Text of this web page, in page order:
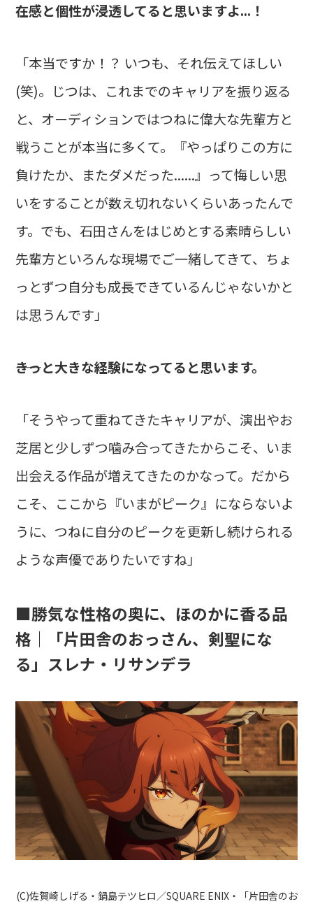
在感と個性が浸透してると思いますよ...！
「本当ですか！？ いつも、それ伝えてほしい
(笑)。じつは、これまでのキャリアを振り返る
と、オーディションではつねに偉大な先輩方と
戦うことが本当に多くて。『やっぱりこの方に
負けたか、またダメだった......』って悔しい思
いをすることが数え切れないくらいあったんで
す。でも、石田さんをはじめとする素晴らしい
先輩方といろんな現場でご一緒してきて、ちょ
っとずつ自分も成長できているんじゃないかと
は思うんです」
――きっと大きな経験になってると思います。
「そうやって重ねてきたキャリアが、演出やお
芝居と少しずつ噛み合ってきたからこそ、いま
出会える作品が増えてきたのかなって。だから
こそ、ここから『いまがピーク』にならないよ
うに、つねに自分のピークを更新し続けられる
ような声優でありたいですね」
■勝気な性格の奥に、ほのかに香る品
格｜「片田舎のおっさん、剣聖にな
る」スレナ・リサンデラ
(C)佐賀崎しげる・鍋島テツヒロ／SQUARE ENIX・「片田舎のお